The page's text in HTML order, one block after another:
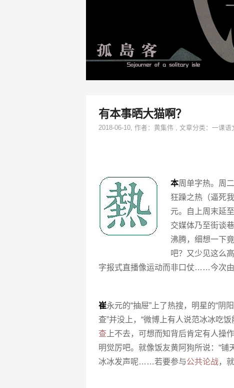
有本事晒大猫啊？
2018-06-10, 作者： 黄集伟 , 文章分类： 一课语
本周单字热。周
狂躁之热（逼死
元。自上周末延至
交媒体乃至街谈
沸腾，细想一下
吧？又少见这么
字报式直播像运动而非口仗……今次由
崔永元的“抽屉”上了热搜，明星的“阴
查”并没上，“微博上有人说范冰冰吃
查 上不去，可想而知背后肯定有人
明觉厉吧。就像饭友黄阿狗所说：“
冰冰发声呢……若要参与公共论战，